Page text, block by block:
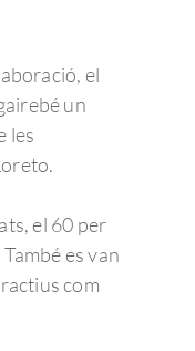
el
un
les
el 60 per
es van
com